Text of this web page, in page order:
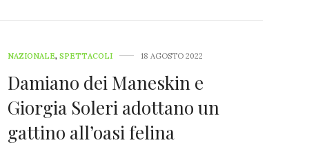
NAZIONALE, SPETTACOLI 18 AGOSTO 2022
Damiano dei Maneskin e
Giorgia Soleri adottano un
gattino all’oasi felina